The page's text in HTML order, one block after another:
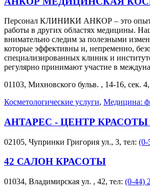
Персонал КЛИНИКИ АНКОР – это
работы в других областях медицины.
внимательно следим за полезными
которые эффективны и, непременно,
специализированных клиник и
регулярно принимают участие в
01103, Михновского бульв. , 14-16, сек. 4,
Косметологические услуги, Медицина:
АНТАРЕС - ЦЕНТР КРАСОТЫ
02105, Чупринки Григория ул., 3, тел: (0-
42 САЛОН КРАСОТЫ
01034, Владимирская ул. , 42, тел: (0-44)